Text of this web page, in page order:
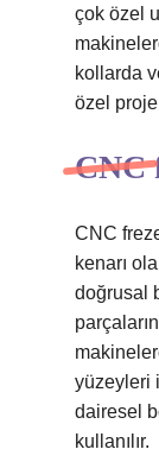
çok özel
kollarda
özel
CNC
CNC
kenarı
doğrusal
yüzeyleri
dairesel
kullanılır.